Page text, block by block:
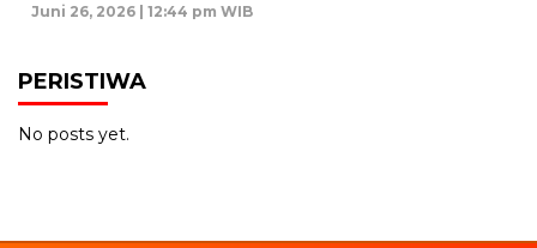
Juni 26, 2026 | 12:44 pm WIB
PERISTIWA
No posts yet.